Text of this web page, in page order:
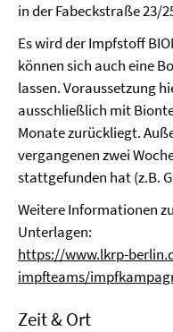
in der Fabeckstraße 23/
Es wird der Impfstoff
können sich auch eine
lassen. Voraussetzung
ausschließlich mit
Monate zurückliegt.
vergangenen zwei
stattgefunden hat (z.B.
Weitere Informationen
Unterlagen:
https://www.lkrp-
impfteams/
Zeit & Ort